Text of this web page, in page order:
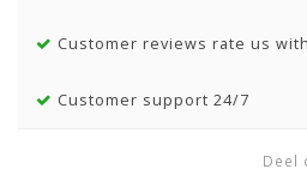
Customer reviews rate us
Customer support 24/7
Deel